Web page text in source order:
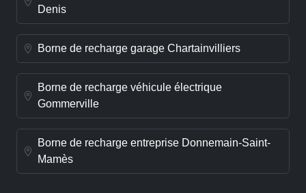
Denis
Borne de recharge garage Chartainvilliers
Borne de recharge véhicule électrique
Gommerville
Borne de recharge entreprise Donnemain-Saint-
Mamès